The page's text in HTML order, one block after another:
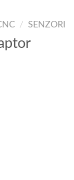
/ SENZORI